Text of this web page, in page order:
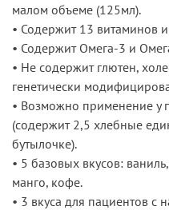
малом объеме (125мл).
• Содержит 13 витаминов
• Содержит Омега-3 и
• Не содержит глютен,
генетически
• Возможно применение у
(содержит 2,5 хлебные
бутылочке).
• 5 базовых вкусов:
манго, кофе.
• 3 вкуса для пациентов с